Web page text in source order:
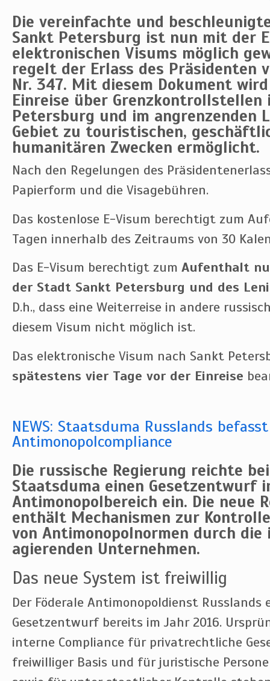
Die vereinfachte und
Sankt Petersburg ist nun mit der
elektronischen Visums möglich
regelt der Erlass des Präsidenten
Nr. 347. Mit diesem Dokument
Einreise über Grenzkontrollstellen
Petersburg und im angrenzenden
Gebiet zu touristischen,
humanitären Zwecken ermöglicht.
Nach den Regelungen des
Papierform und die Visagebühren.
Das kostenlose E-Visum berechtigt zum
Tagen innerhalb des Zeitraums von 30
Das E-Visum berechtigt zum Aufenthalt
der Stadt Sankt Petersburg und des
D.h., dass eine Weiterreise in andere
diesem Visum nicht möglich ist.
Das elektronische Visum nach Sankt
spätestens vier Tage vor der Einreise
NEWS: Staatsduma Russlands
Antimonopolcompliance
Die russische Regierung reichte
Staatsduma einen Gesetzentwurf
Antimonopolbereich ein. Die neue
enthält Mechanismen zur
von Antimonopolnormen durch die
agierenden Unternehmen.
Das neue System ist freiwillig
Der Föderale Antimonopoldienst Russlands
Gesetzentwurf bereits im Jahr 2016.
interne Compliance für privatrechtliche
freiwilliger Basis und für juristische